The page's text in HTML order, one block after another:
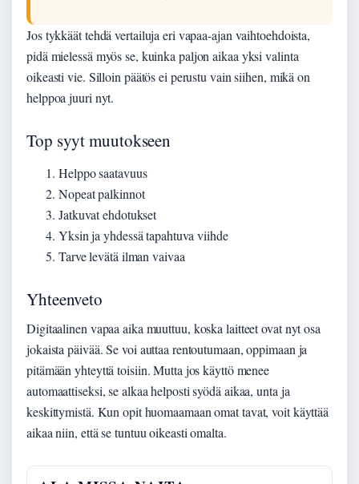
Jos tykkäät tehdä vertailuja eri vapaa-ajan vaihtoehdoista,
pidä mielessä myös se, kuinka paljon aikaa yksi valinta
oikeasti vie. Silloin päätös ei perustu vain siihen, mikä on
helppoa juuri nyt.
Top syyt muutokseen
Helppo saatavuus
Nopeat palkinnot
Jatkuvat ehdotukset
Yksin ja yhdessä tapahtuva viihde
Tarve levätä ilman vaivaa
Yhteenveto
Digitaalinen vapaa aika muuttuu, koska laitteet ovat nyt osa
jokaista päivää. Se voi auttaa rentoutumaan, oppimaan ja
pitämään yhteyttä toisiin. Mutta jos käyttö menee
automaattiseksi, se alkaa helposti syödä aikaa, unta ja
keskittymistä. Kun opit huomaamaan omat tavat, voit käyttää
aikaa niin, että se tuntuu oikeasti omalta.